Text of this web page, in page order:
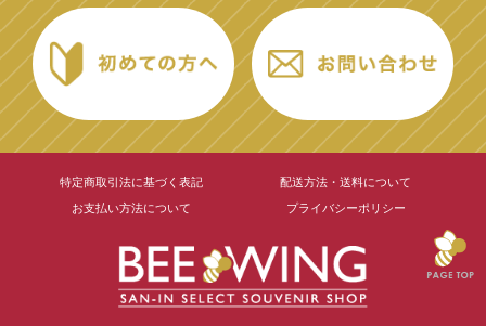
特定商取引法に基づく表記
配送方法・送料について
お支払い方法について
プライバシーポリシー